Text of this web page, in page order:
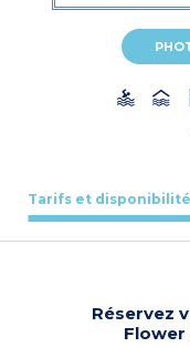
Tarifs et
Réservez
Flower